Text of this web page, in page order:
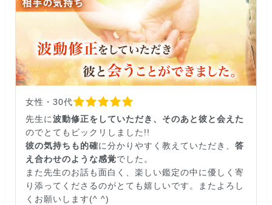
女性・30代
先生に波動修正をしていただき、そのあと彼と会えた
のでとてもビックリしました!!
彼の気持ちも的確に分かりやすく教えていただき、 答
え合わせのような感覚でした。
また先生のお話も面白く、楽しい鑑定の中に優しく寄
り添ってくださるのがとても嬉しいです。またよろし
くお願いします(^ ^)